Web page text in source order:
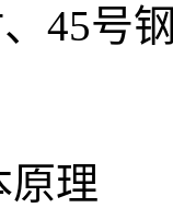
45号
原理